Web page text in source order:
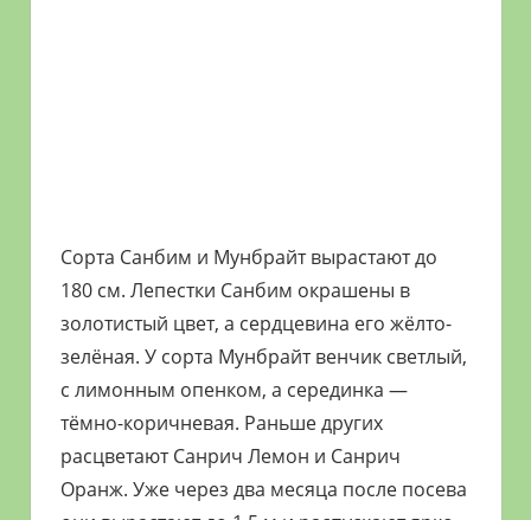
Сорта Санбим и Мунбрайт вырастают до
180 см. Лепестки Санбим окрашены в
золотистый цвет, а сердцевина его жёлто-
зелёная. У сорта Мунбрайт венчик светлый,
с лимонным опенком, а серединка —
тёмно-коричневая. Раньше других
расцветают Санрич Лемон и Санрич
Оранж. Уже через два месяца после посева